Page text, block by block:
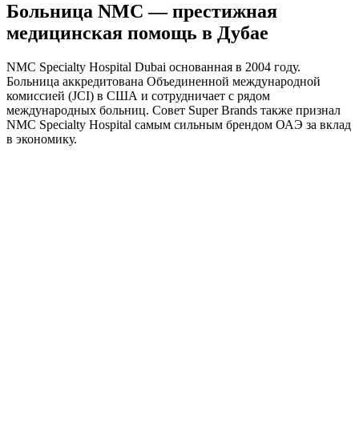
Больница NMC — престижная
медицинская помощь в Дубае
NMC Specialty Hospital Dubai основанная в 2004 году.
Больница аккредитована Объединенной международной
комиссией (JCI) в США и сотрудничает с рядом
международных больниц. Совет Super Brands также признал
NMC Specialty Hospital самым сильным брендом ОАЭ за вклад
в экономику.